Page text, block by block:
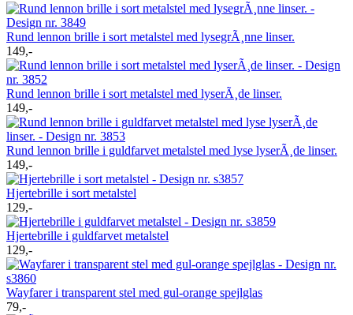
Rund lennon brille i sort metalstel med lysegrÃ¸nne linser.
149,-
Rund lennon brille i sort metalstel med lyserÃ¸de linser.
149,-
Rund lennon brille i guldfarvet metalstel med lyse lyserÃ¸de linser.
149,-
Hjertebrille i sort metalstel
129,-
Hjertebrille i guldfarvet metalstel
129,-
Wayfarer i transparent stel med gul-orange spejlglas
79,-